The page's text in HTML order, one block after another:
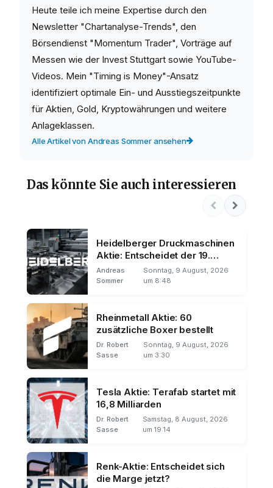
Heute teile ich meine Expertise durch den
Newsletter "Chartanalyse-Trends", den
Börsendienst "Momentum Trader", Vorträge auf
Messen wie der Invest Stuttgart sowie YouTube-
Videos. Mein "Timing is Money"-Ansatz
identifiziert optimale Ein- und Ausstiegszeitpunkte
für Aktien, Gold, Kryptowährungen und weitere
Anlageklassen.
Alle Artikel von Andreas Sommer ansehen
Das könnte Sie auch interessieren
Heidelberger Druckmaschinen
Aktie: Entscheidet der 19.
August über den Trend?
Andreas
Sommer
Sonntag, 9 August, 2026
um 8:48
Rheinmetall Aktie: 60
zusätzliche Boxer bestellt
Dr. Robert
Sasse
Sonntag, 9 August, 2026
um 3:30
Tesla Aktie: Terafab startet mit
16,8 Milliarden
Dr. Robert
Sasse
Samstag, 8 August, 2026
um 19:14
Renk-Aktie: Entscheidet sich
die Marge jetzt?